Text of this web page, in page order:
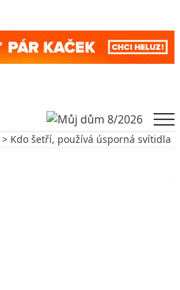
> Kdo šetří, používá úsporná svítidla